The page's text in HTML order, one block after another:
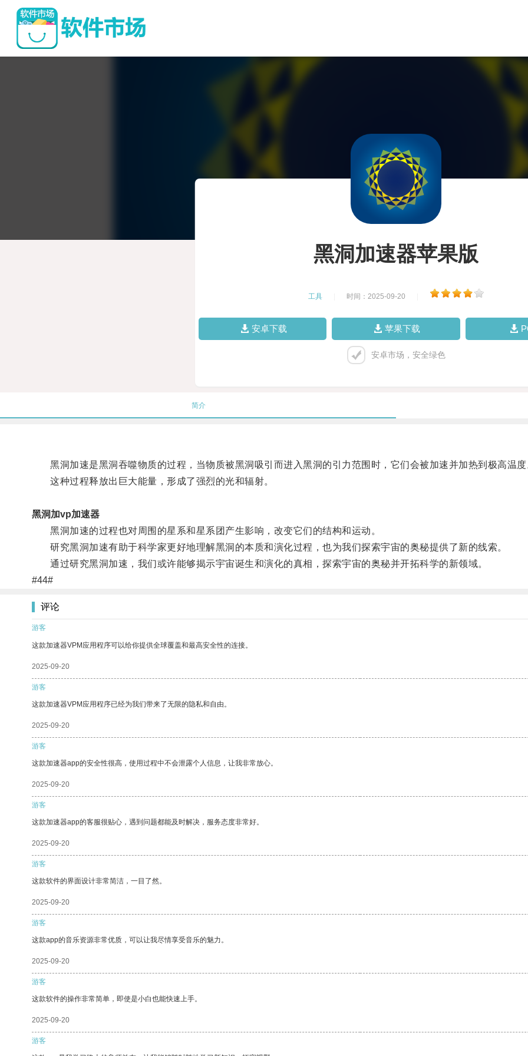
黑洞加速器苹果版
工具 时间：2025-09-20
安卓下载 苹果下载
安卓市场，安全绿色
简介
黑洞加速是黑洞吞噬物质的过程，当物质被黑洞吸引而进入黑洞的引力范围时，它们会被加速并加热到极高温度
这种过程释放出巨大能量，形成了强烈的光和辐射。
黑洞加vp加速器
黑洞加速的过程也对周围的星系和星系团产生影响，改变它们的结构和运动。
研究黑洞加速有助于科学家更好地理解黑洞的本质和演化过程，也为我们探索宇宙的奥秘提供了新的线索。
通过研究黑洞加速，我们或许能够揭示宇宙诞生和演化的真相，探索宇宙的奥秘并开拓科学的新领域。
#44#
评论
游客
这款加速器VPM应用程序可以给你提供全球覆盖和最高安全性的连接。
2025-09-20
游客
这款加速器VPM应用程序已经为我们带来了无限的隐私和自由。
2025-09-20
游客
这款加速器app的安全性很高，使用过程中不会泄露个人信息，让我非常放心。
2025-09-20
游客
这款加速器app的客服很贴心，遇到问题都能及时解决，服务态度非常好。
2025-09-20
游客
这款软件的界面设计非常简洁，一目了然。
2025-09-20
游客
这款app的音乐资源非常优质，可以让我尽情享受音乐的魅力。
2025-09-20
游客
这款软件的操作非常简单，即使是小白也能快速上手。
2025-09-20
游客